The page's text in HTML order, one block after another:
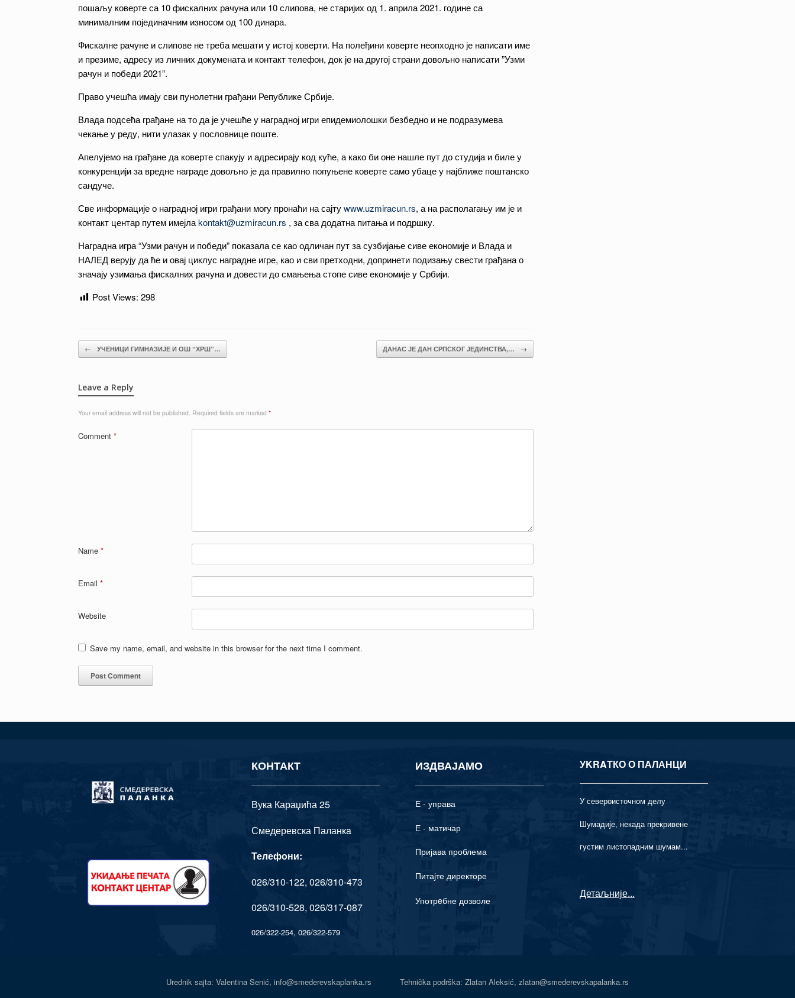
пошаљу коверте са 10 фискалних рачуна или 10 слипова, не старијих од 1. априла 2021. године са
минималним појединачним износом од 100 динара.
Фискалне рачуне и слипове не треба мешати у истој коверти. На полеђини коверте неопходно је написати име
и презиме, адресу из личних докумената и контакт телефон, док је на другој страни довољно написати ”Узми
рачун и победи 2021”.
Право учешћа имају сви пунолетни грађани Републике Србије.
Влада подсећа грађане на то да је учешће у наградној игри епидемиолошки безбедно и не подразумева
чекање у реду, нити улазак у пословнице поште.
Апелујемо на грађане да коверте спакују и адресирају код куће, а како би оне нашле пут до студија и биле у
конкуренцији за вредне награде довољно је да правилно попуњене коверте само убаце у најближе поштанско
сандуче.
Све информације о наградној игри грађани могу пронаћи на сајтуwww.uzmiracun.rs, а на располагању им је и
контакт центар путем имејлаkontakt@uzmiracun.rs , за сва додатна питања и подршку.
Наградна игра “Узми рачун и победи” показала се као одличан пут за сузбијање сиве економије и Влада и
НАЛЕД верују да ће и овај циклус наградне игре, као и сви претходни, допринети подизању свести грађана о
значају узимања фискалних рачуна и довести до смањења стопе сиве економије у Србији.
Post Views: 298
Post navigation
← УЧЕНИЦИ ГИМНАЗИЈЕ И ОШ “ХРШ”… ДАНАС ЈЕ ДАН СРПСКОГ ЈЕДИНСТВА,… →
Leave a Reply
Your email address will not be published. Required fields are marked *
Comment *
Name *
Email *
Website
Save my name, email, and website in this browser for the next time I comment.
КОНТАКТ
Вука Караџића 25
Смедеревска Паланкa
Телефони:
026/310-122, 026/310-473
026/310-528, 026/317-087
026/322-254, 026/322-579
ИЗДВАЈАМО
Е - управа
Е - матичар
Пријава проблема
Питајте директоре
Употрeбне дозволе
УKRAТКО О ПАЛАНЦИ
У североисточном делу
Шумадије, некада прекривене
густим листопадним шумам...
Детаљније...
Urednik sajta: Valentina Senić, info@smederevskaplanka.rs Tehnička podrška: Zlatan Aleksić, zlatan@smederevskapalanka.rs